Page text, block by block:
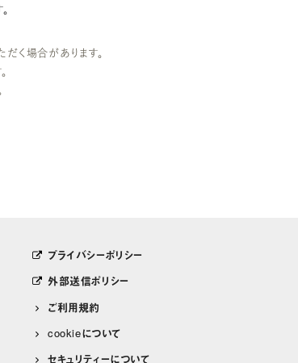
く場合があります。
プライバシーポリシー
外部送信ポリシー
ご利用規約
cookieについて
セキュリティーについて